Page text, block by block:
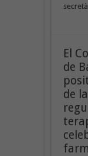
El
de
de